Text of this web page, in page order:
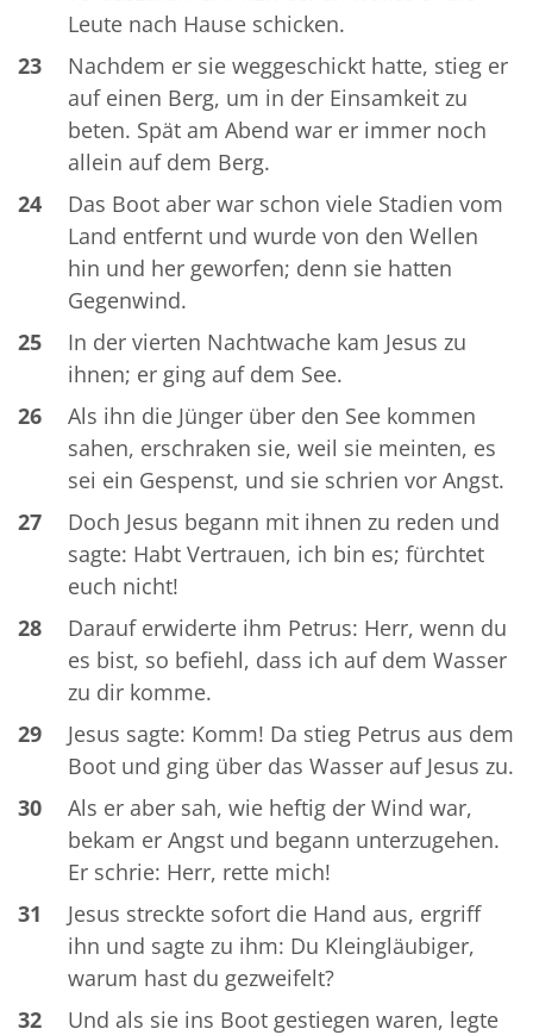
Leute nach Hause schicken.
23
Nachdem er sie weggeschickt hatte, stieg er
auf einen Berg, um in der Einsamkeit zu
beten. Spät am Abend war er immer noch
allein auf dem Berg.
24
Das Boot aber war schon viele Stadien vom
Land entfernt und wurde von den Wellen
hin und her geworfen; denn sie hatten
Gegenwind.
25
In der vierten Nachtwache kam Jesus zu
ihnen; er ging auf dem See.
26
Als ihn die Jünger über den See kommen
sahen, erschraken sie, weil sie meinten, es
sei ein Gespenst, und sie schrien vor Angst.
27
Doch Jesus begann mit ihnen zu reden und
sagte: Habt Vertrauen, ich bin es; fürchtet
euch nicht!
28
Darauf erwiderte ihm Petrus: Herr, wenn du
es bist, so befiehl, dass ich auf dem Wasser
zu dir komme.
29
Jesus sagte: Komm! Da stieg Petrus aus dem
Boot und ging über das Wasser auf Jesus zu.
30
Als er aber sah, wie heftig der Wind war,
bekam er Angst und begann unterzugehen.
Er schrie: Herr, rette mich!
31
Jesus streckte sofort die Hand aus, ergriff
ihn und sagte zu ihm: Du Kleingläubiger,
warum hast du gezweifelt?
32
Und als sie ins Boot gestiegen waren, legte